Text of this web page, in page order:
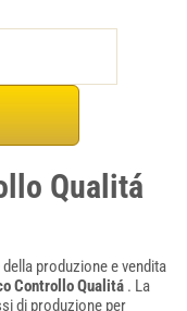
Qualitá
produzione e vendita
Controllo Qualitá . La
di produzione per